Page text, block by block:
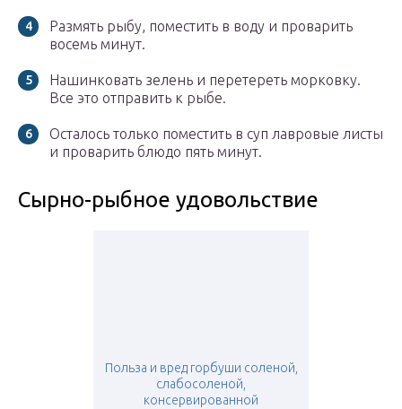
Размять рыбу, поместить в воду и проварить
восемь минут.
Нашинковать зелень и перетереть морковку.
Все это отправить к рыбе.
Осталось только поместить в суп лавровые листы
и проварить блюдо пять минут.
Сырно-рыбное удовольствие
Польза и вред горбуши соленой,
слабосоленой,
консервированной